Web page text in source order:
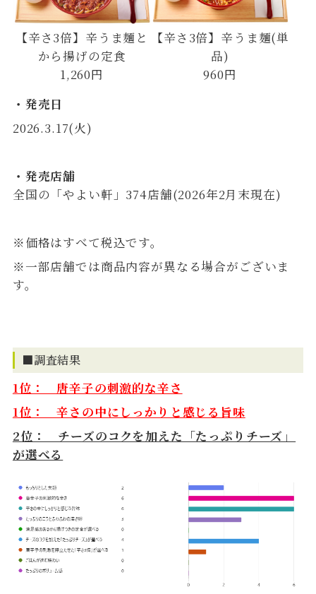
【辛さ3倍】辛うま麺と
から揚げの定食
1,260円
【辛さ3倍】辛うま麺(単
品)
960円
・発売日
2026.3.17(火)
・発売店舗
全国の「やよい軒」374店舗(2026年2月末現在)
※価格はすべて税込です。
※一部店舗では商品内容が異なる場合がございま
す。
■調査結果
1位： 唐辛子の刺激的な辛さ
1位： 辛さの中にしっかりと感じる旨味
2位： チーズのコクを加えた「たっぷりチーズ」
が選べる